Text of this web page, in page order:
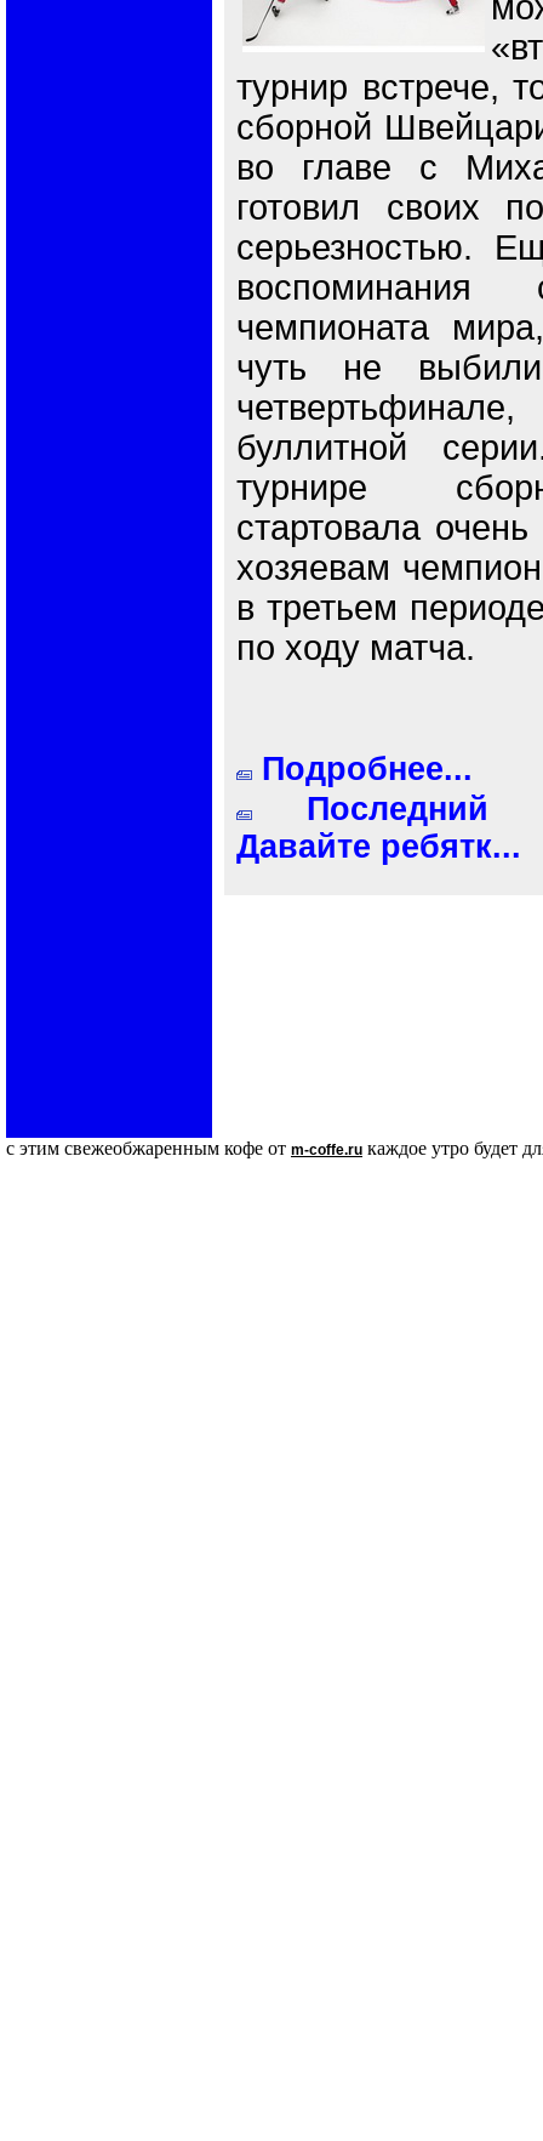
турнир встрече,
сборной
во главе с
готовил своих
серьезностью.
воспоминания
чемпионата
чуть не
буллитной
турнире
стартовала
хозяевам
в третьем
по ходу матча.
Подробнее...
Последний
Давайте ребятк...
с этим свежеобжаренным кофе от m-coffe.ru каждое утро будет